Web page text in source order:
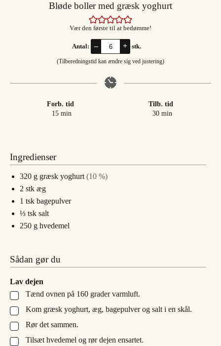
Bløde boller med græsk yoghurt
Vær den første til at bedømme!
Antal: – + stk.
(Tilberedningstid kan ændre sig ved justering)
Forb. tid
15minutter
min
Tilb. tid
30minutter
min
Ingredienser
320 g græsk yoghurt (10 %)
2 stk æg
1 tsk bagepulver
⅓ tsk salt
250 g hvedemel
Sådan gør du
Lav dejen
▢
Tænd ovnen på 160 grader varmluft.
▢
Kom græsk yoghurt, æg, bagepulver og salt i en skål.
▢
Rør det sammen.
▢
Tilsæt hvedemel og rør dejen ensartet.